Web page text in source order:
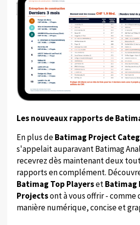
Les nouveaux rapports de
En plus deBatimag Project
s'appelait auparavant Batimag
recevrez dès maintenant deux
rapports en complément.
Batimag Top PlayersetBatimag
Projectsont à vous offrir -
manière numérique, concise et